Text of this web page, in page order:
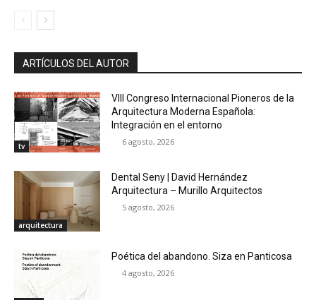
ARTÍCULOS DEL AUTOR
tv
VIII Congreso Internacional Pioneros de la
Arquitectura Moderna Española:
Integración en el entorno
6 agosto, 2026
arquitectura
Dental Seny | David Hernández
Arquitectura – Murillo Arquitectos
5 agosto, 2026
Poética del abandono. Siza en Panticosa
4 agosto, 2026